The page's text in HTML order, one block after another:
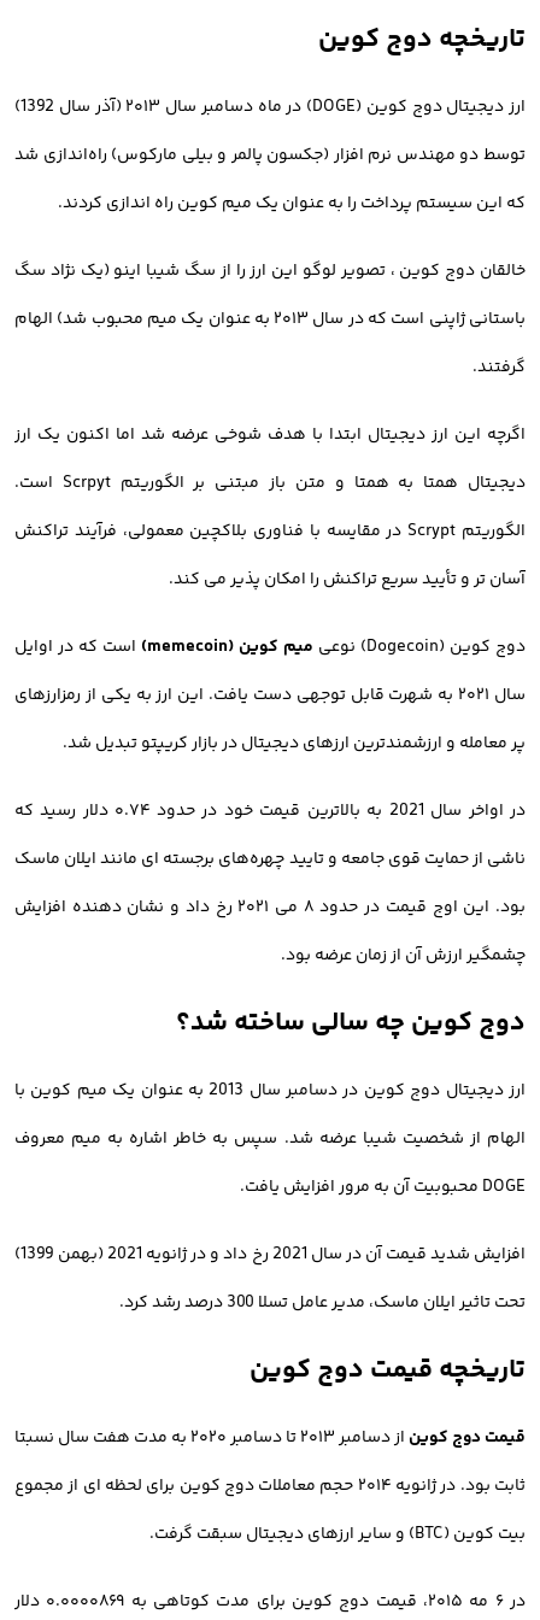
تاریخچه دوج کوین
ارز دیجیتال دوج کوین (DOGE) در ماه دسامبر سال ۲۰۱۳ (آذر سال 1392)
توسط دو مهندس نرم افزار (جکسون پالمر و بیلی مارکوس) راه‌اندازی شد
که این سیستم پرداخت را به عنوان یک میم کوین راه اندازی کردند.
خالقان دوج کوین ، تصویر لوگو این ارز را از سگ شیبا اینو (یک نژاد سگ
باستانی ژاپنی است که در سال ۲۰۱۳ به عنوان یک میم محبوب شد) الهام
گرفتند.
اگرچه این ارز دیجیتال ابتدا با هدف شوخی عرضه شد اما اکنون یک ارز
دیجیتال همتا به همتا و متن باز مبتنی بر الگوریتم Scrpyt است.
الگوریتم Scrypt در مقایسه با فناوری بلاکچین معمولی، فرآیند تراکنش
آسان تر و تأیید سریع تراکنش را امکان پذیر می کند.
دوج کوین (Dogecoin) نوعی میم کوین (memecoin)
است که در اوایل
سال ۲۰۲۱ به شهرت قابل توجهی دست یافت. این ارز به یکی از رمزارزهای
پر معامله و ارزشمندترین ارزهای دیجیتال در بازار کریپتو تبدیل شد.
در اواخر سال 2021 به بالاترین قیمت خود در حدود ۰.۷۴ دلار رسید که
ناشی از حمایت قوی جامعه و تایید چهره‌های برجسته ای مانند ایلان ماسک
بود. این اوج قیمت در حدود ۸ می ۲۰۲۱ رخ داد و نشان دهنده افزایش
چشمگیر ارزش آن از زمان عرضه بود.
دوج کوین چه سالی ساخته شد؟
ارز دیجیتال دوج کوین در دسامبر سال 2013 به عنوان یک میم کوین با
الهام از شخصیت شیبا عرضه شد. سپس به خاطر اشاره به میم معروف
DOGE محبوبیت آن به مرور افزایش یافت.
افزایش شدید قیمت آن در سال 2021 رخ داد و در ژانویه 2021 (بهمن 1399)
تحت تاثیر ایلان ماسک، مدیر عامل تسلا 300 درصد رشد کرد.
تاریخچه قیمت دوج کوین
قیمت دوج کوین
از دسامبر ۲۰۱۳ تا دسامبر ۲۰۲۰ به مدت هفت سال نسبتا
ثابت بود. در ژانویه ۲۰۱۴ حجم معاملات دوج کوین برای لحظه ای از مجموع
بیت کوین (BTC) و سایر ارزهای دیجیتال سبقت گرفت.
در ۶ مه ۲۰۱۵، قیمت دوج کوین برای مدت کوتاهی به ۰.۰۰۰۰۸۶۹ دلار